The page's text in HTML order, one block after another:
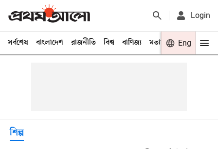
Login
সর্বশেষ বাংলাদেশ রাজনীতি বিশ্ব বাণিজ্য মতামত খেলা
Eng
শিল্প